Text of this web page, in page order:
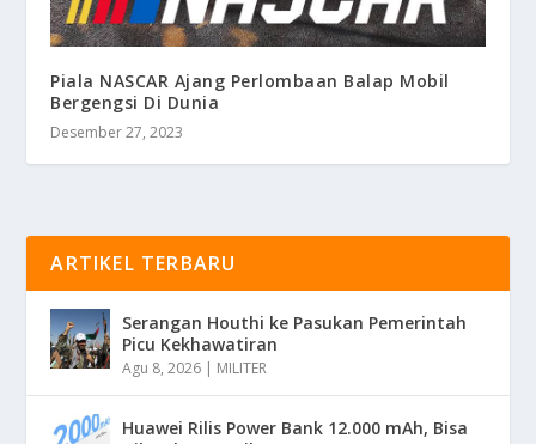
Piala NASCAR Ajang Perlombaan Balap Mobil
Bergengsi Di Dunia
Desember 27, 2023
ARTIKEL TERBARU
Serangan Houthi ke Pasukan Pemerintah
Picu Kekhawatiran
Agu 8, 2026 | MILITER
Huawei Rilis Power Bank 12.000 mAh, Bisa